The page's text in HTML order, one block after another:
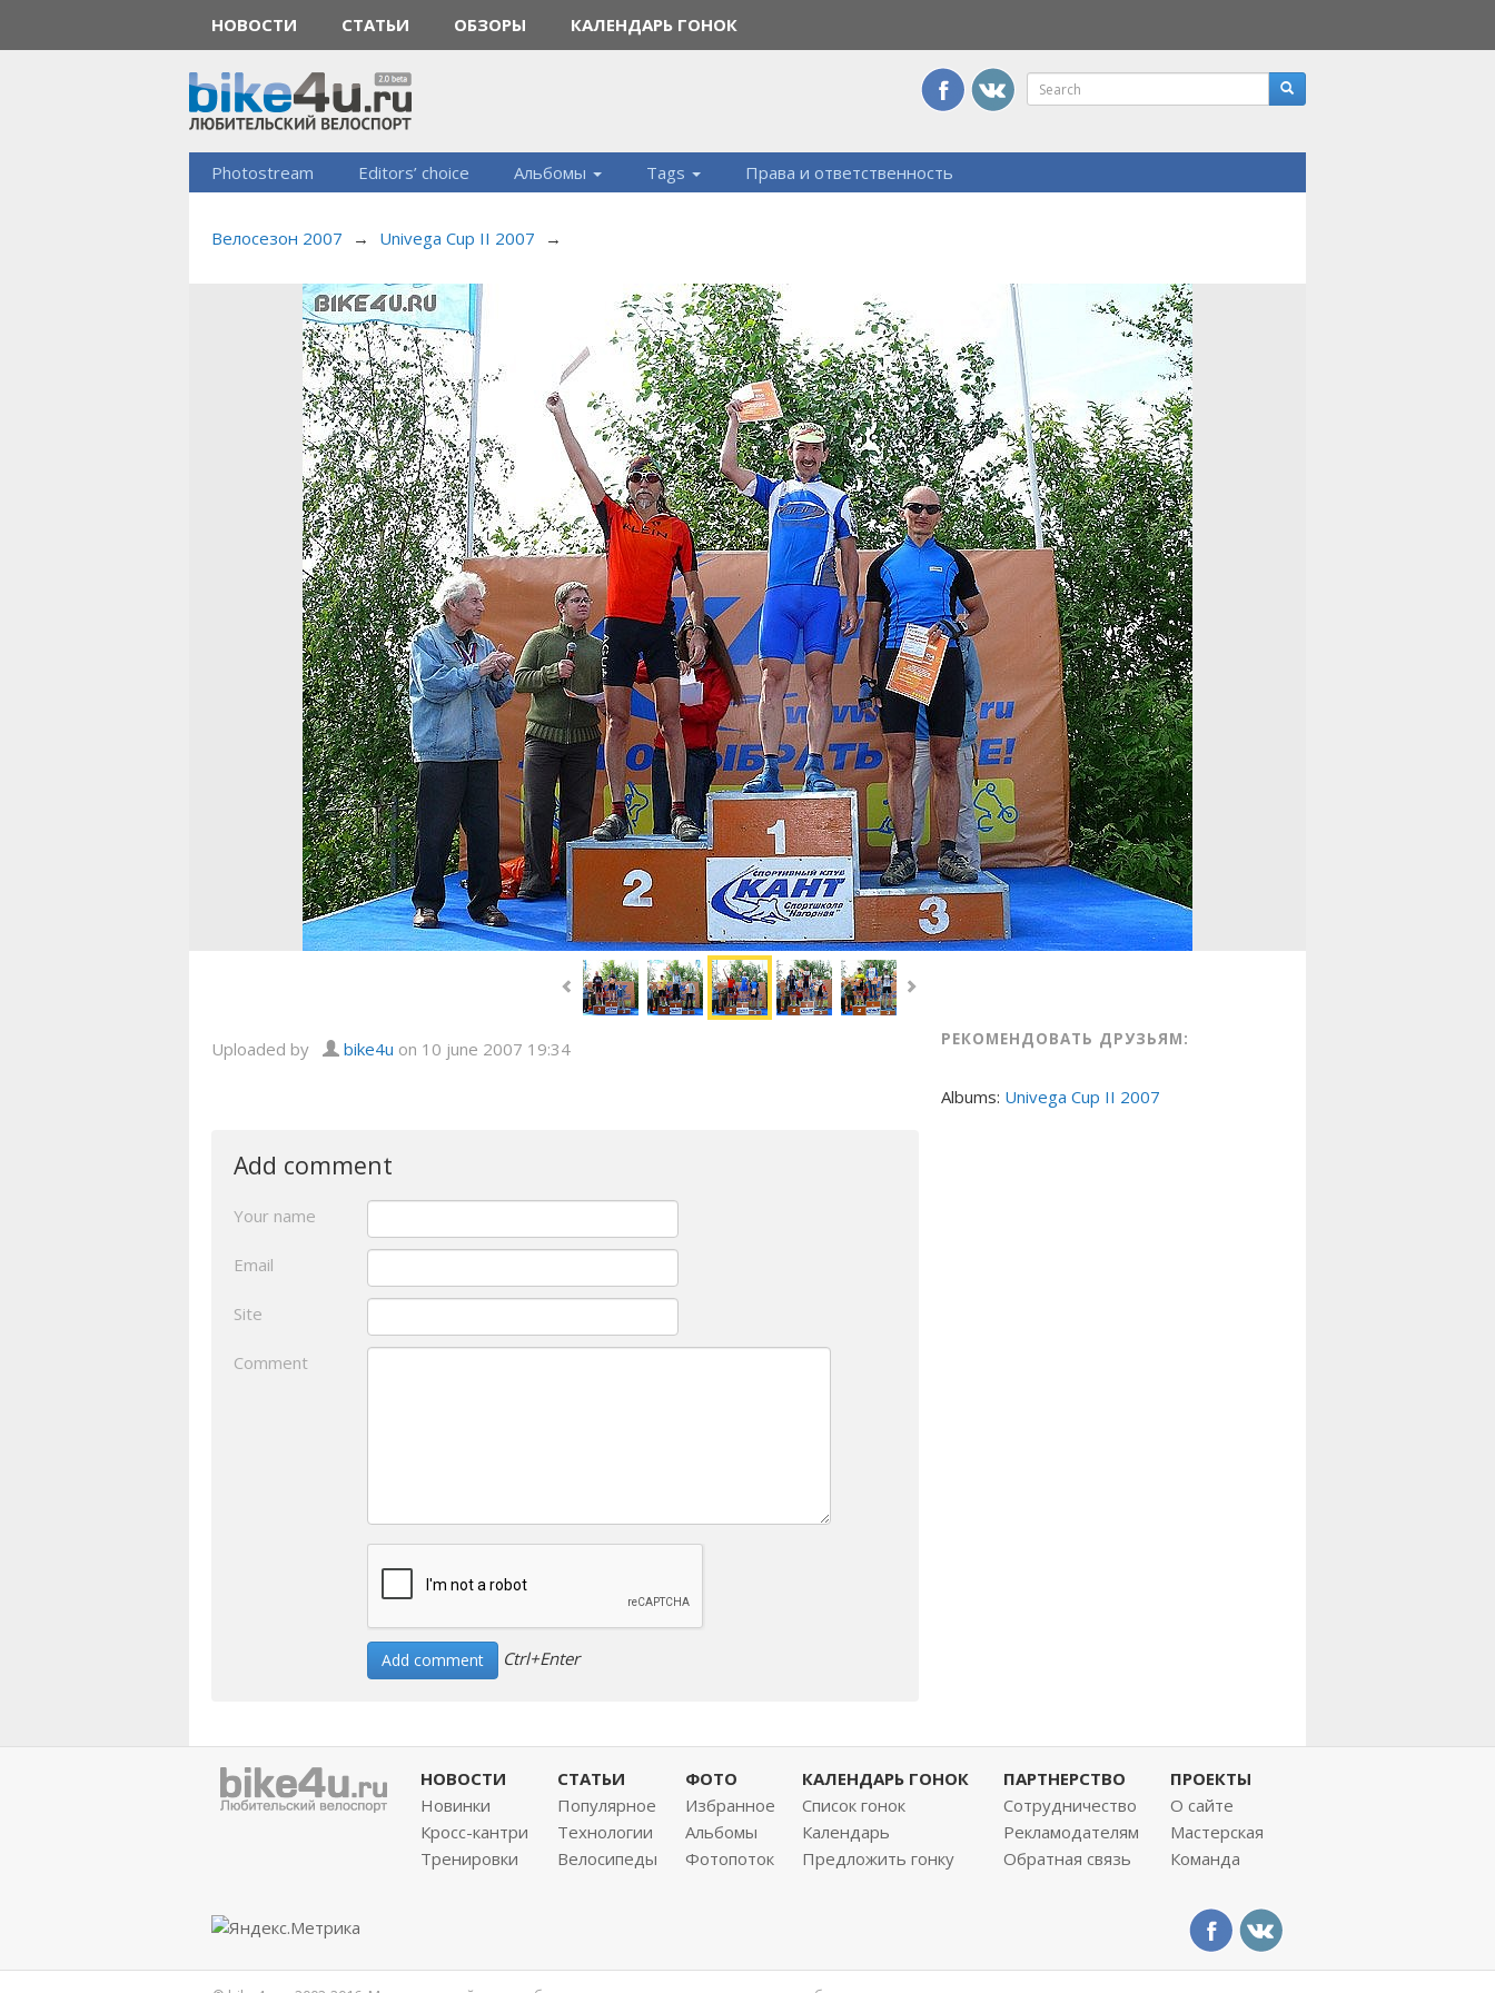
НОВОСТИ СТАТЬИ ОБЗОРЫ КАЛЕНДАРЬ ГОНОК
Photostream Editors’ choice Альбомы Tags Права и ответственность
Велосезон 2007 → Univega Cup II 2007 →
Uploaded by bike4u on 10 june 2007 19:34
Add comment
Your name
Email
Site
Comment
Ctrl+Enter
РЕКОМЕНДОВАТЬ ДРУЗЬЯМ:
Albums: Univega Cup II 2007
НОВОСТИ
Новинки
Кросс-кантри
Тренировки
СТАТЬИ
Популярное
Технологии
Велосипеды
ФОТО
Избранное
Альбомы
Фотопоток
КАЛЕНДАРЬ ГОНОК
Список гонок
Календарь
Предложить гонку
ПАРТНЕРСТВО
Сотрудничество
Рекламодателям
Обратная связь
ПРОЕКТЫ
О сайте
Мастерская
Команда